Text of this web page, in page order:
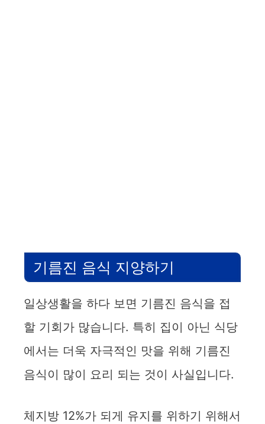
기름진 음식 지양하기
일상생활을 하다 보면 기름진 음식을 접
할 기회가 많습니다. 특히 집이 아닌 식당
에서는 더욱 자극적인 맛을 위해 기름진
음식이 많이 요리 되는 것이 사실입니다.
체지방 12%가 되게 유지를 위하기 위해서